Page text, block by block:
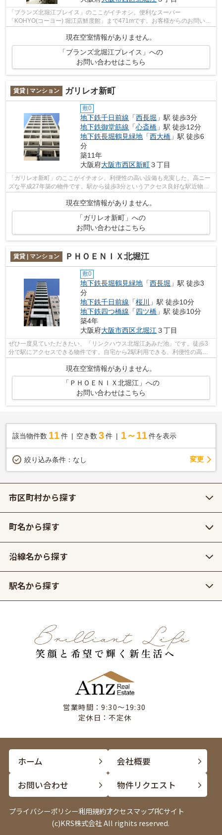
「ブランズ北堀江プレイス」のここがイチオシ。便利なスーパー
「KOHYO(コーヨー) 堀江店鮮度館」まで471mです。お客様からのお問い合
現在空室情報がありません。
「ブランズ北堀江プレイス」への
お問い合わせはこちら
賃貸 | マンション ガリレオ新町
敷0
地下鉄千日前線 「西長堀 」駅 徒歩3分
地下鉄御堂筋線 「心斎橋 」駅 徒歩12分
地下鉄長堀鶴見緑地 「西大橋 」駅 徒歩6
分
築11年
大阪府大阪市西区新町３丁目
「ガリレオ新町」のここがイチオシ。利便性の高い設備も充実した、高ニー
ズな平成27年築の物件です。駅から徒歩3分というアクセス良好な駅近物件
現在空室情報がありません。
「ガリレオ新町」への
お問い合わせはこちら
賃貸 | マンション ＰＨＯＥＮＩＸ北堀江
敷0
地下鉄長堀鶴見緑地 「西長堀 」駅 徒歩3
分
地下鉄千日前線 「桜川 」駅 徒歩10分
地下鉄四つ橋線 「四ツ橋 」駅 徒歩10分
築4年
大阪府大阪市西区北堀江 ３丁目
ぜひ一度見ていただきたい、「リンクハウス北堀江あみだ池」です。徒歩3
分で駅にアクセスできる物件です。自宅から2駅利用できる、利便性の高い
マンションです。こちらの物件にはエレ...
現在空室情報がありません。
「ＰＨＯＥＮＩＸ北堀江」への
お問い合わせはこちら
該当物件数 11件 空き数 3 件 1～11 件を表示
絞り込み条件： なし 変更
市区町村から探す
町名から探す
沿線名から探す
駅名から探す
営業時間：9:30〜19:30
定休日：不定休
ホーム
会社概要
お問い合わせ
物件リクエスト
プライバシーポリシー利用規約アクセスマップPCサイト
(c)KRS株式会社 All righits reserved.